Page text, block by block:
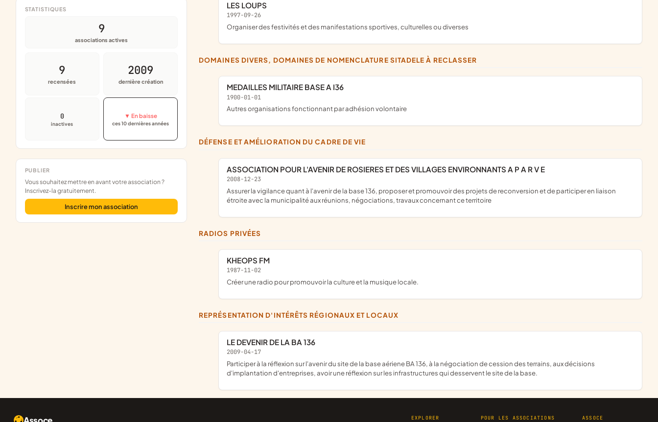
STATISTIQUES
9
associations actives
9
recensées
2009
dernière création
0
inactives
▼ En baisse
ces 10 dernières années
PUBLIER
Vous souhaitez mettre en avant votre association ?
Inscrivez-la gratuitement.
Inscrire mon association
LES LOUPS
1997-09-26
organiser des festivités et des manifestations sportives, culturelles ou diverses
DOMAINES DIVERS, DOMAINES DE NOMENCLATURE SITADELE À RECLASSER
MEDAILLES MILITAIRE BASE A I36
1900-01-01
Autres organisations fonctionnant par adhésion volontaire
DÉFENSE ET AMÉLIORATION DU CADRE DE VIE
ASSOCIATION POUR L'AVENIR DE ROSIERES ET DES VILLAGES ENVIRONNANTS A P A R V E
2008-12-23
assurer la vigilance quant à l'avenir de la base 136, proposer et promouvoir des projets de reconversion et de participer en liaison
étroite avec la municipalité aux réunions, négociations, travaux concernant ce territoire
RADIOS PRIVÉES
KHEOPS FM
1987-11-02
Créer une radio pour promouvoir la culture et la musique locale.
REPRÉSENTATION D'INTÉRÊTS RÉGIONAUX ET LOCAUX
LE DEVENIR DE LA BA 136
2009-04-17
participer à la réflexion sur l'avenir du site de la base aériene BA 136, à la négociation de cession des terrains, aux décisions
d'implantation d'entreprises, avoir une réflexion sur les infrastructures qui desservent le site de la base.
EXPLORER POUR LES ASSOCIATIONS ASSOCE